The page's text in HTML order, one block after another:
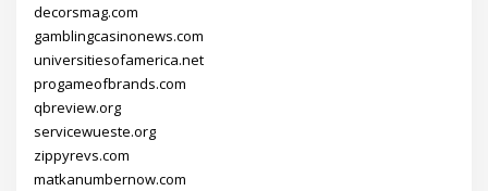
decorsmag.com
gamblingcasinonews.com
universitiesofamerica.net
progameofbrands.com
qbreview.org
servicewueste.org
zippyrevs.com
matkanumbernow.com